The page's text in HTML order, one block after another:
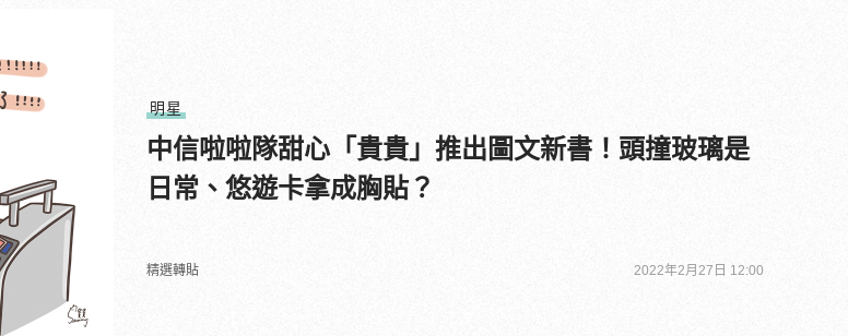
明星
中信啦啦隊甜心「貴貴」推出圖文新書！頭撞玻璃是
日常、悠遊卡拿成胸貼？
精選轉貼 2022年2月27日 12:00